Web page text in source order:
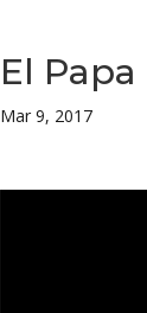
El
Mar 9, 2017